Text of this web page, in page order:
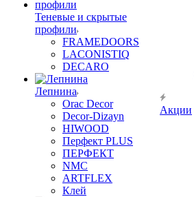
Теневые и скрытые
профили
FRAMEDOORS
LACONISTIQ
DECARO
Лепнина
Orac Decor
Decor-Dizayn
HIWOOD
Перфект PLUS
ПЕРФЕКТ
NMC
ARTFLEX
Клей
Акции